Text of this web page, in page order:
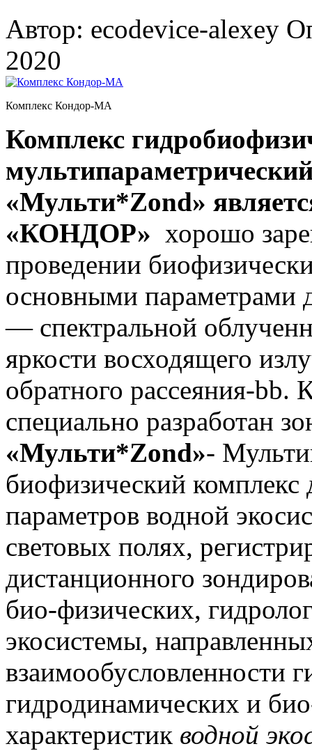
Автор: ecodevice-alexey
2020
Комплекс Кондор-МА
Комплекс
«Мульти*Zond»
«КОНДОР» хорошо
проведении
основными параметрами
— спектральной
яркости восходящего
обратного рассеяния-
специально разработан
«Мульти*Zond»-
биофизический комплекс
параметров водной
световых полях,
дистанционного
био-физических,
экосистемы,
взаимообусловленности
гидродинамических и
характеристик водной